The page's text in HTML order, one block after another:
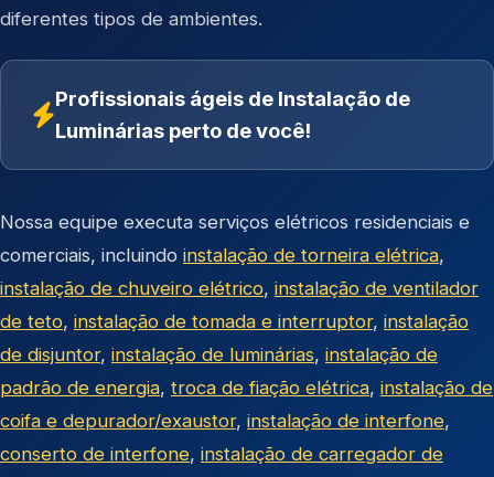
diferentes tipos de ambientes.
Profissionais ágeis de Instalação de
Luminárias perto de você!
Nossa equipe executa serviços elétricos residenciais e
comerciais, incluindo instalação de torneira elétrica,
instalação de chuveiro elétrico, instalação de ventilador
de teto, instalação de tomada e interruptor, instalação
de disjuntor, instalação de luminárias, instalação de
padrão de energia, troca de fiação elétrica, instalação de
coifa e depurador/exaustor, instalação de interfone,
conserto de interfone, instalação de carregador de